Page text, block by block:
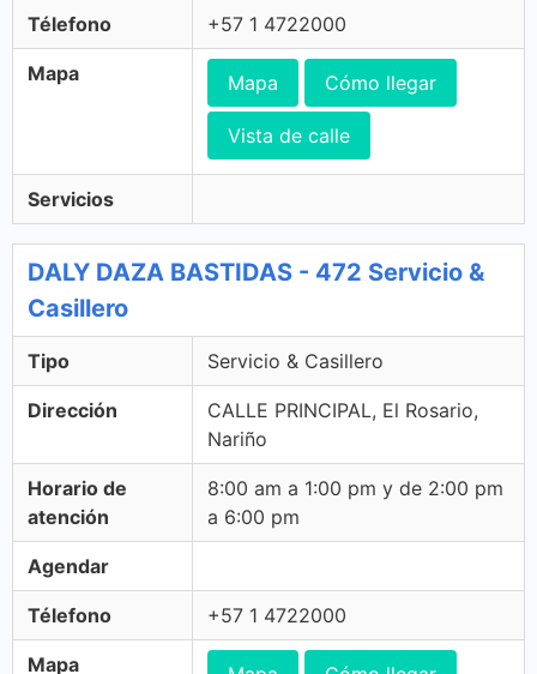
Télefono +57 1 4722000
Mapa Mapa Cómo llegar
Vista de calle
Servicios
DALY DAZA BASTIDAS - 472 Servicio &
Casillero
Tipo Servicio & Casillero
Dirección
CALLE PRINCIPAL, El Rosario,
Nariño
Horario de
atención
8:00 am a 1:00 pm y de 2:00 pm
a 6:00 pm
Agendar
Télefono +57 1 4722000
Mapa